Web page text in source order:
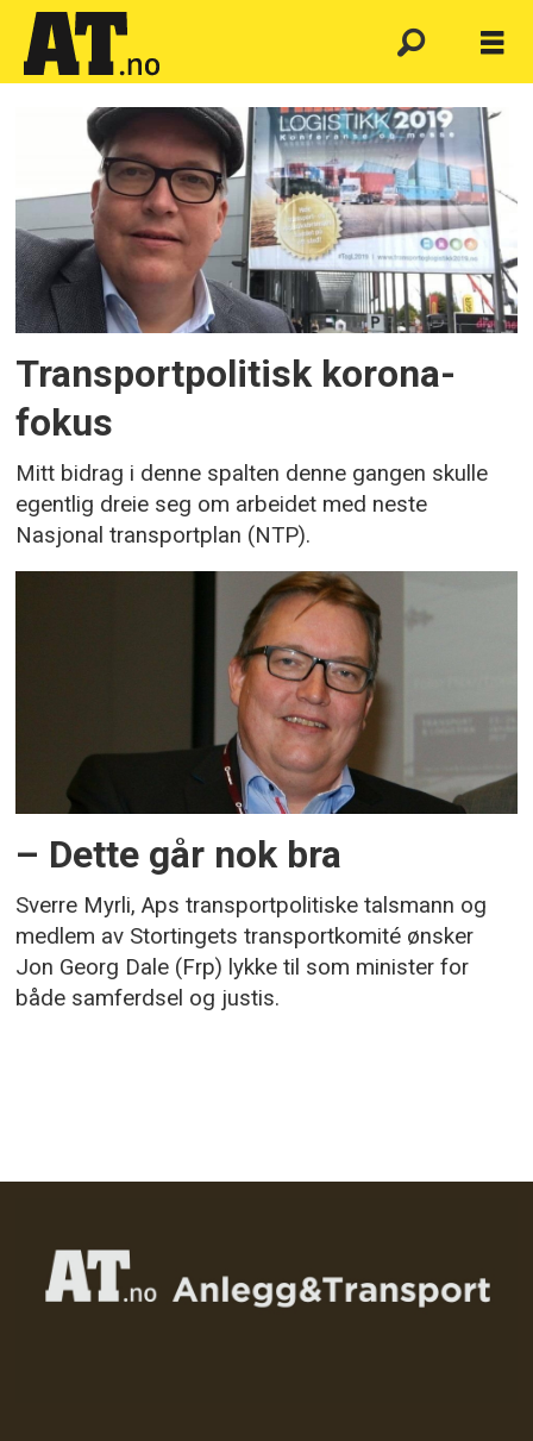
Emne:
stortingets
transportkomite
Transportpolitisk korona-
fokus
Mitt bidrag i denne spalten denne gangen skulle
egentlig dreie seg om arbeidet med neste
Nasjonal transportplan (NTP).
– Dette går nok bra
Sverre Myrli, Aps transportpolitiske talsmann og
medlem av Stortingets transportkomité ønsker
Jon Georg Dale (Frp) lykke til som minister for
både samferdsel og justis.